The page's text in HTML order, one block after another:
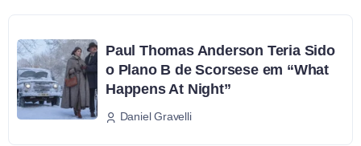
Paul Thomas Anderson Teria Sido
o Plano B de Scorsese em “What
Happens At Night”
Daniel Gravelli